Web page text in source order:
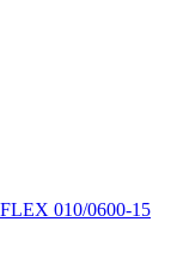
010/0600-15